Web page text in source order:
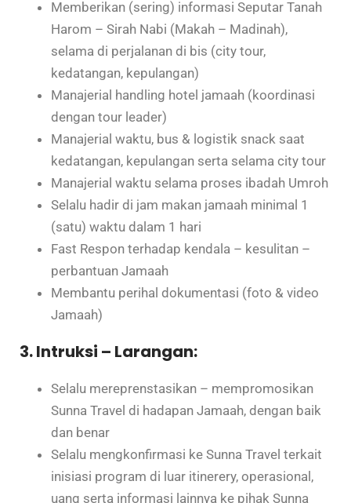
Memberikan (sering) informasi Seputar Tanah
Harom – Sirah Nabi (Makah – Madinah),
selama di perjalanan di bis (city tour,
kedatangan, kepulangan)
Manajerial handling hotel jamaah (koordinasi
dengan tour leader)
Manajerial waktu, bus & logistik snack saat
kedatangan, kepulangan serta selama city tour
Manajerial waktu selama proses ibadah Umroh
Selalu hadir di jam makan jamaah minimal 1
(satu) waktu dalam 1 hari
Fast Respon terhadap kendala – kesulitan –
perbantuan Jamaah
Membantu perihal dokumentasi (foto & video
Jamaah)
3. Intruksi – Larangan:
Selalu mereprenstasikan – mempromosikan
Sunna Travel di hadapan Jamaah, dengan baik
dan benar
Selalu mengkonfirmasi ke Sunna Travel terkait
inisiasi program di luar itinerery, operasional,
uang serta informasi lainnya ke pihak Sunna